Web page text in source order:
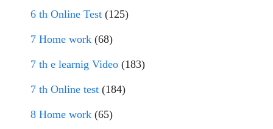
6 th Online Test (125)
7 Home work (68)
7 th e learnig Video (183)
7 th Online test (184)
8 Home work (65)